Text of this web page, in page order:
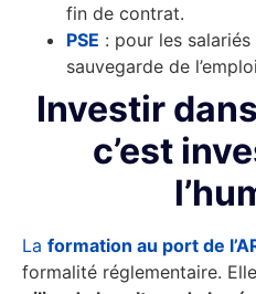
fin de contrat.
PSE : pour les
sauvegarde de
Investir
c’est
La formation au port de
formalité réglementaire.